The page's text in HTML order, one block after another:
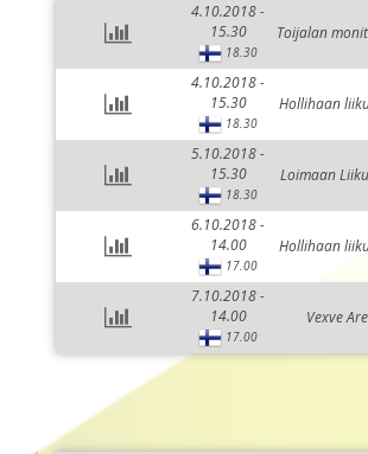
4.10.2018 -
15.30
18.30
Toijalan
4.10.2018 -
15.30
18.30
Hollihaan
5.10.2018 -
15.30
18.30
Loimaan
6.10.2018 -
14.00
17.00
Hollihaan
7.10.2018 -
14.00
17.00
Vexve